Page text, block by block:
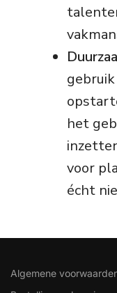
het
voor
écht
Algemene